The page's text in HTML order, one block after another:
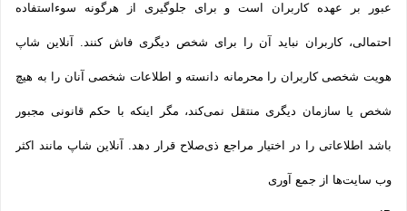
عبور بر عهده کاربران است و برای جلوگیری از هرگونه سوءاستفاده
احتمالی، کاربران نباید آن را برای شخص دیگری فاش کنند. آنلاین شاپ
هویت شخصی کاربران را محرمانه دانسته و اطلاعات شخصی آنان را به هیچ
شخص یا سازمان دیگری منتقل نمی‌کند، مگر اینکه با حکم قانونی مجبور
باشد اطلاعاتی را در اختیار مراجع ذی‌صلاح قرار دهد. آنلاین شاپ مانند اکثر
وب سایت‌ها از جمع آوری